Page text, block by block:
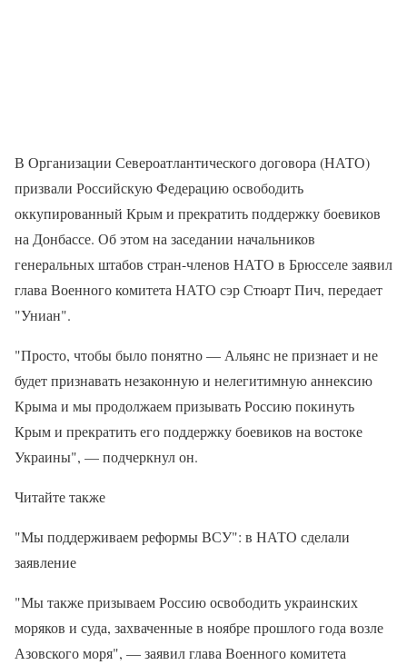
В Организации Североатлантического договора (НАТО)
призвали Российскую Федерацию освободить
оккупированный Крым и прекратить поддержку боевиков
на Донбассе. Об этом на заседании начальников
генеральных штабов стран-членов НАТО в Брюсселе заявил
глава Военного комитета НАТО сэр Стюарт Пич, передает
"Униан".
"Просто, чтобы было понятно — Альянс не признает и не
будет признавать незаконную и нелегитимную аннексию
Крыма и мы продолжаем призывать Россию покинуть
Крым и прекратить его поддержку боевиков на востоке
Украины", — подчеркнул он.
Читайте также
"Мы поддерживаем реформы ВСУ": в НАТО сделали
заявление
"Мы также призываем Россию освободить украинских
моряков и суда, захваченные в ноябре прошлого года возле
Азовского моря", — заявил глава Военного комитета